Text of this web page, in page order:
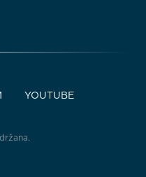
YOUTUBE